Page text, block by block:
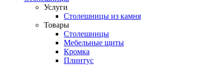
Услуги
Столешницы из камня
Товары
Столешницы
Мебельные щиты
Кромка
Плинтус